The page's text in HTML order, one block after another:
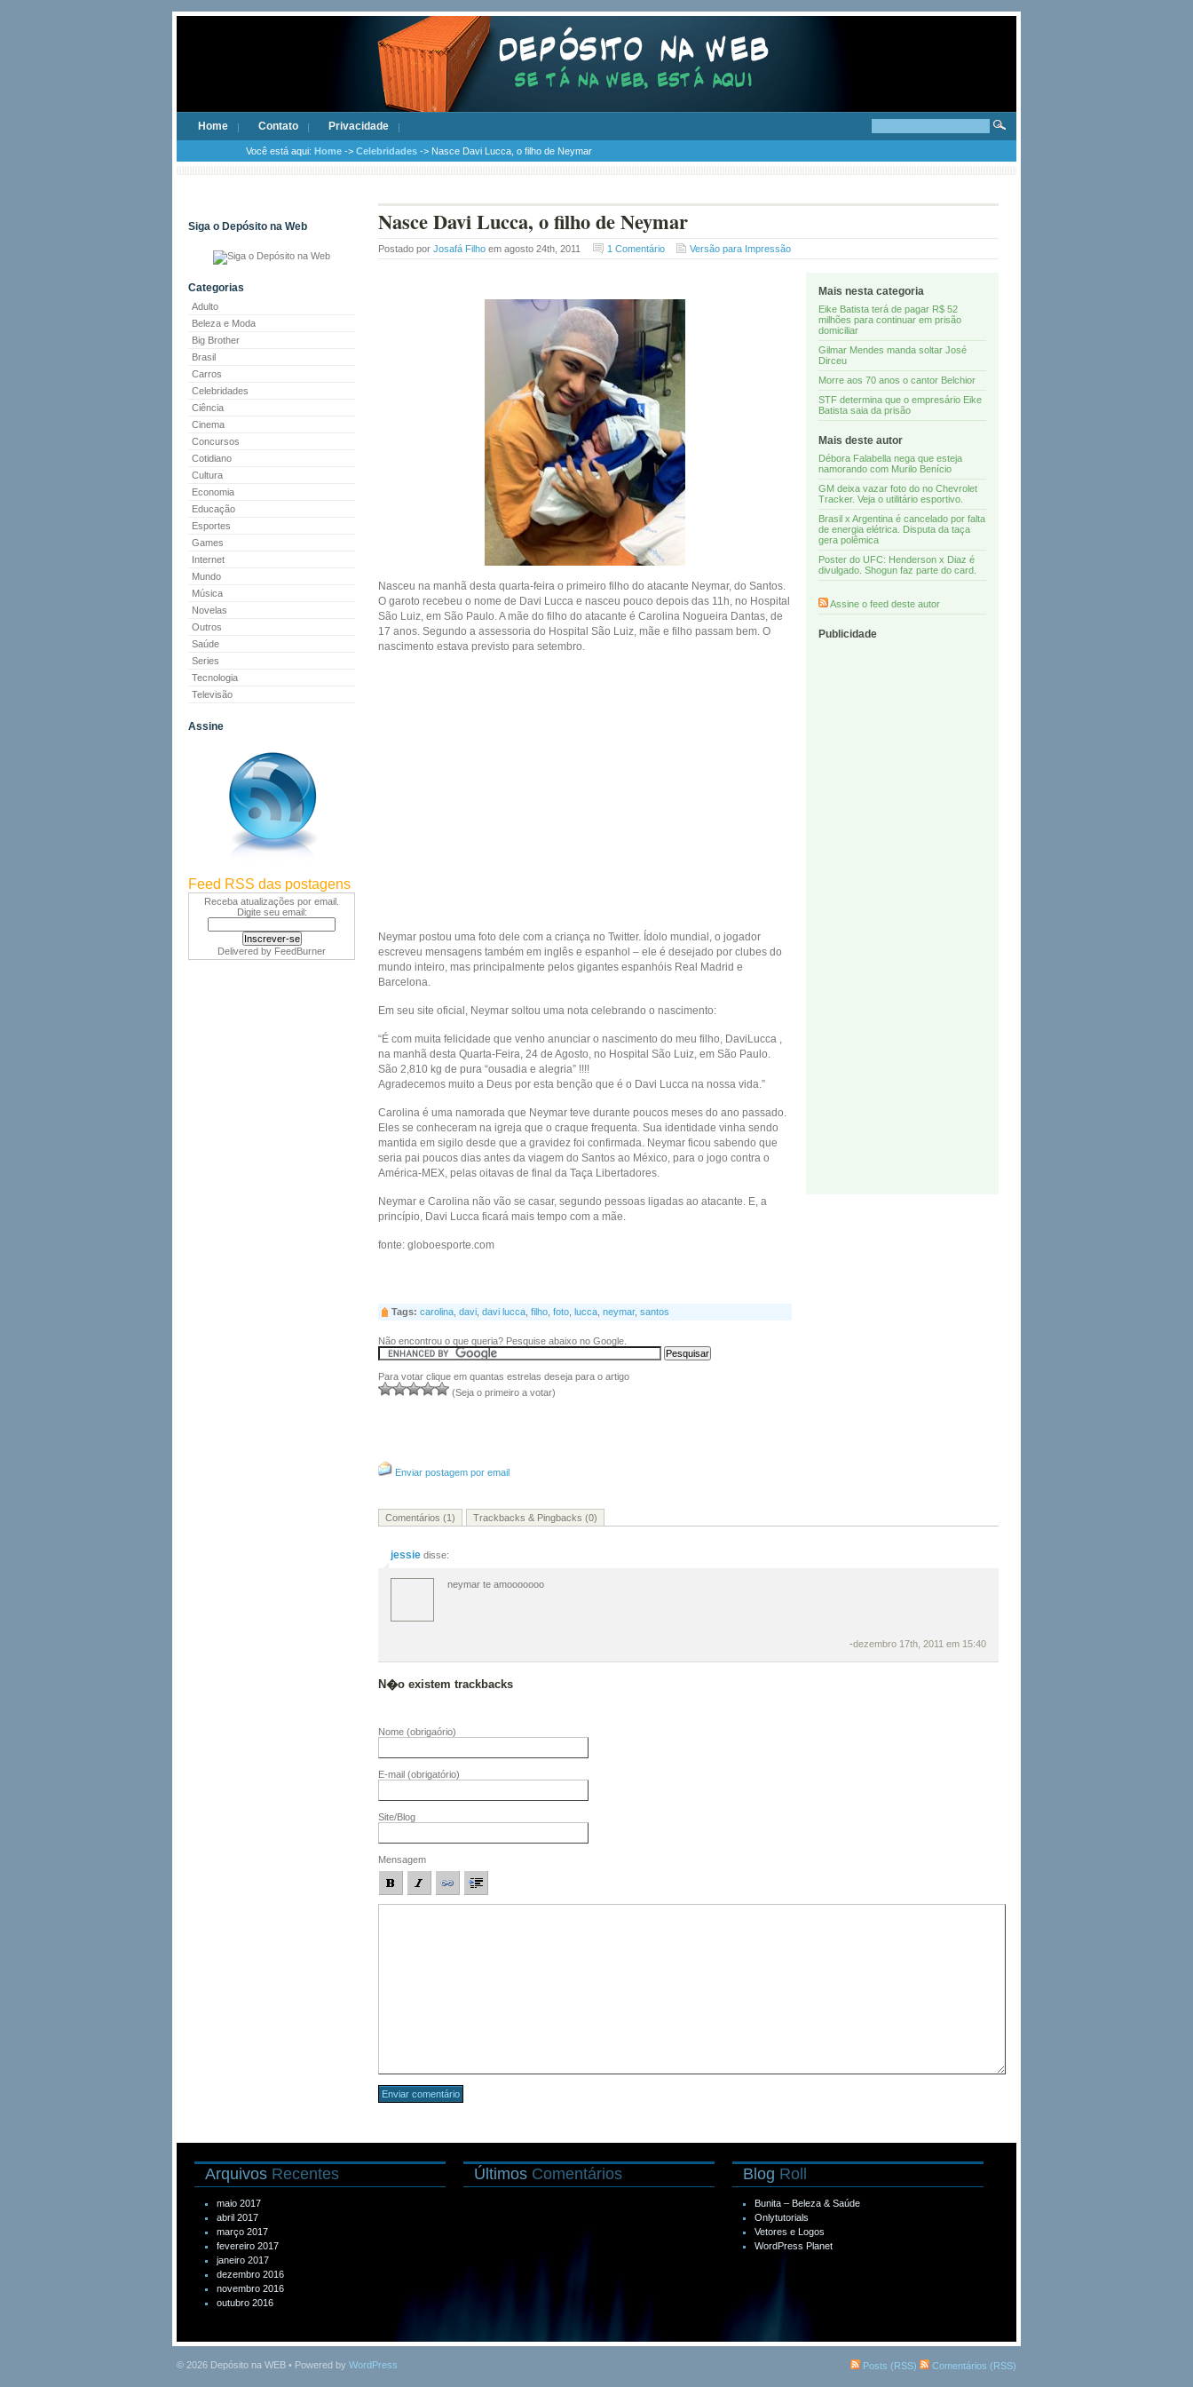
Home Contato Privacidade
Você está aqui: Home -> Celebridades -> Nasce Davi Lucca, o filho de Neymar
Siga o Depósito na Web
Categorias
Adulto
Beleza e Moda
Big Brother
Brasil
Carros
Celebridades
Ciência
Cinema
Concursos
Cotidiano
Cultura
Economia
Educação
Esportes
Games
Internet
Mundo
Música
Novelas
Outros
Saúde
Series
Tecnologia
Televisão
Assine
Feed RSS das postagens
Receba atualizações por email.
Digite seu email:
Delivered by FeedBurner
Nasce Davi Lucca, o filho de Neymar
Postado por Josafá Filho em agosto 24th, 2011 1 Comentário Versão para Impressão
Nasceu na manhã desta quarta-feira o primeiro filho do atacante Neymar, do Santos.
O garoto recebeu o nome de Davi Lucca e nasceu pouco depois das 11h, no Hospital
São Luiz, em São Paulo. A mãe do filho do atacante é Carolina Nogueira Dantas, de
17 anos. Segundo a assessoria do Hospital São Luiz, mãe e filho passam bem. O
nascimento estava previsto para setembro.
Neymar postou uma foto dele com a criança no Twitter. Ídolo mundial, o jogador
escreveu mensagens também em inglês e espanhol – ele é desejado por clubes do
mundo inteiro, mas principalmente pelos gigantes espanhóis Real Madrid e
Barcelona.
Em seu site oficial, Neymar soltou uma nota celebrando o nascimento:
“É com muita felicidade que venho anunciar o nascimento do meu filho, DaviLucca ,
na manhã desta Quarta-Feira, 24 de Agosto, no Hospital São Luiz, em São Paulo.
São 2,810 kg de pura “ousadia e alegria” !!!!
Agradecemos muito a Deus por esta benção que é o Davi Lucca na nossa vida.”
Carolina é uma namorada que Neymar teve durante poucos meses do ano passado.
Eles se conheceram na igreja que o craque frequenta. Sua identidade vinha sendo
mantida em sigilo desde que a gravidez foi confirmada. Neymar ficou sabendo que
seria pai poucos dias antes da viagem do Santos ao México, para o jogo contra o
América-MEX, pelas oitavas de final da Taça Libertadores.
Neymar e Carolina não vão se casar, segundo pessoas ligadas ao atacante. E, a
princípio, Davi Lucca ficará mais tempo com a mãe.
fonte: globoesporte.com
Mais nesta categoria
Eike Batista terá de pagar R$ 52
milhões para continuar em prisão
domiciliar
Gilmar Mendes manda soltar José
Dirceu
Morre aos 70 anos o cantor Belchior
STF determina que o empresário Eike
Batista saia da prisão
Mais deste autor
Débora Falabella nega que esteja
namorando com Murilo Benício
GM deixa vazar foto do no Chevrolet
Tracker. Veja o utilitário esportivo.
Brasil x Argentina é cancelado por falta
de energia elétrica. Disputa da taça
gera polêmica
Poster do UFC: Henderson x Diaz é
divulgado. Shogun faz parte do card.
Assine o feed deste autor
Publicidade
Tags: carolina davi davi lucca filho foto lucca neymar, santos
Não encontrou o que queria? Pesquise abaixo no Google.
Para votar clique em quantas estrelas deseja para o artigo
(Seja o primeiro a votar)
Enviar postagem por email
Comentários (1) Trackbacks & Pingbacks (0)
jessie disse:
neymar te amooooooo
-dezembro 17th, 2011 em 15:40
N�o existem trackbacks
Nome (obrigaório)
E-mail (obrigatório)
Site/Blog
Mensagem
Arquivos Recentes
maio 2017
abril 2017
março 2017
fevereiro 2017
janeiro 2017
dezembro 2016
novembro 2016
outubro 2016
Últimos Comentários Blog Roll
Bunita – Beleza & Saúde
Onlytutorials
Vetores e Logos
WordPress Planet
© 2026 Depósito na WEB • Powered by WordPress Posts (RSS) Comentários (RSS)